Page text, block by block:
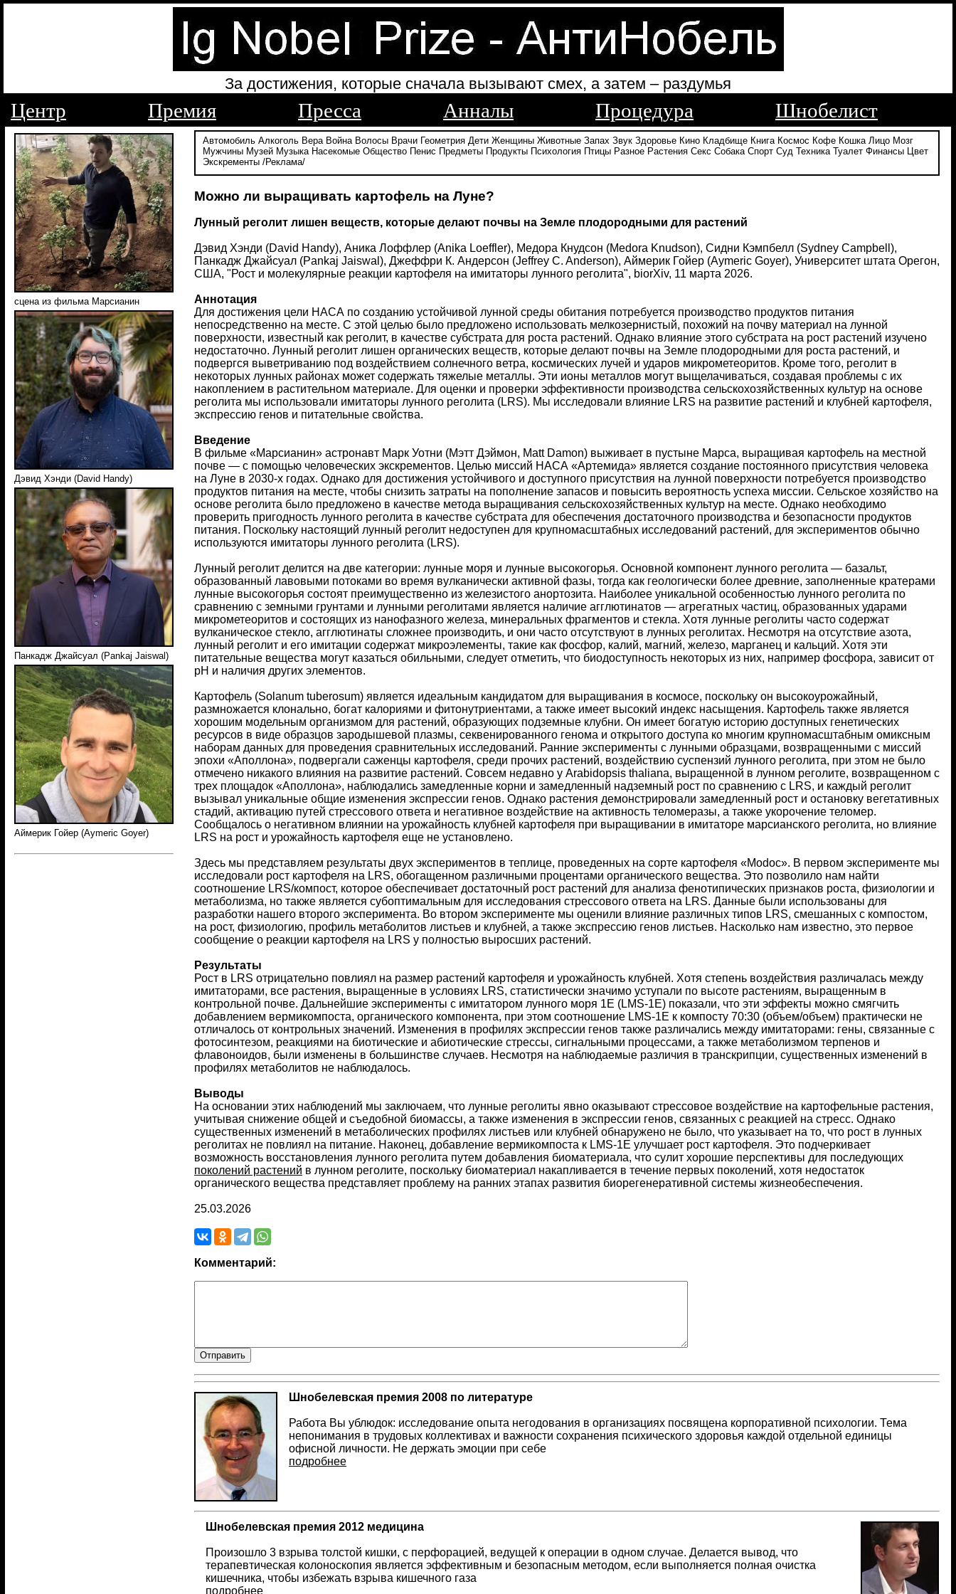
За достижения, которые сначала вызывают смех, а затем – раздумья
Центр Премия Пресса Анналы Процедура Шнобелист
сцена из фильма Марсианин
Дэвид Хэнди (David Handy)
Панкадж Джайсуал (Pankaj Jaiswal)
Аймерик Гойер (Aymeric Goyer)
Автомобиль Алкоголь Вера Война Волосы Врачи Геометрия Дети Женщины Животные Запах Звук Здоровье Кино Кладбище Книга Космос Кофе Кошка Лицо Мозг
Мужчины Музей Музыка Насекомые Общество Пенис Предметы Продукты Психология Птицы Разное Растения Секс Собака Спорт Суд Техника Туалет Финансы
Цвет
Экскременты /Реклама/
Можно ли выращивать картофель на Луне?
Лунный реголит лишен веществ, которые делают почвы на Земле плодородными для растений
Дэвид Хэнди (David Handy), Аника Лоффлер (Anika Loeffler), Медора Кнудсон (Medora Knudson), Сидни Кэмпбелл (Sydney Campbell),
Панкадж Джайсуал (Pankaj Jaiswal), Джеффри К. Андерсон (Jeffrey C. Anderson), Аймерик Гойер (Aymeric Goyer), Университет штата Орегон,
США, "Рост и молекулярные реакции картофеля на имитаторы лунного реголита", biorХiv, 11 марта 2026.
Аннотация
Для достижения цели НАСА по созданию устойчивой лунной среды обитания потребуется производство продуктов питания
непосредственно на месте. С этой целью было предложено использовать мелкозернистый, похожий на почву материал на лунной
поверхности, известный как реголит, в качестве субстрата для роста растений. Однако влияние этого субстрата на рост растений изучено
недостаточно. Лунный реголит лишен органических веществ, которые делают почвы на Земле плодородными для роста растений, и
подвергся выветриванию под воздействием солнечного ветра, космических лучей и ударов микрометеоритов. Кроме того, реголит в
некоторых лунных районах может содержать тяжелые металлы. Эти ионы металлов могут выщелачиваться, создавая проблемы с их
накоплением в растительном материале. Для оценки и проверки эффективности производства сельскохозяйственных культур на основе
реголита мы использовали имитаторы лунного реголита (LRS). Мы исследовали влияние LRS на развитие растений и клубней картофеля,
экспрессию генов и питательные свойства.
Введение
В фильме «Марсианин» астронавт Марк Уотни (Мэтт Дэймон, Matt Damon) выживает в пустыне Марса, выращивая картофель на местной
почве — с помощью человеческих экскрементов. Целью миссий НАСА «Артемида» является создание постоянного присутствия человека
на Луне в 2030-х годах. Однако для достижения устойчивого и доступного присутствия на лунной поверхности потребуется производство
продуктов питания на месте, чтобы снизить затраты на пополнение запасов и повысить вероятность успеха миссии. Сельское хозяйство на
основе реголита было предложено в качестве метода выращивания сельскохозяйственных культур на месте. Однако необходимо
проверить пригодность лунного реголита в качестве субстрата для обеспечения достаточного производства и безопасности продуктов
питания. Поскольку настоящий лунный реголит недоступен для крупномасштабных исследований растений, для экспериментов обычно
используются имитаторы лунного реголита (LRS).
Лунный реголит делится на две категории: лунные моря и лунные высокогорья. Основной компонент лунного реголита — базальт,
образованный лавовыми потоками во время вулканически активной фазы, тогда как геологически более древние, заполненные кратерами
лунные высокогорья состоят преимущественно из железистого анортозита. Наиболее уникальной особенностью лунного реголита по
сравнению с земными грунтами и лунными реголитами является наличие агглютинатов — агрегатных частиц, образованных ударами
микрометеоритов и состоящих из нанофазного железа, минеральных фрагментов и стекла. Хотя лунные реголиты часто содержат
вулканическое стекло, агглютинаты сложнее производить, и они часто отсутствуют в лунных реголитах. Несмотря на отсутствие азота,
лунный реголит и его имитации содержат микроэлементы, такие как фосфор, калий, магний, железо, марганец и кальций. Хотя эти
питательные вещества могут казаться обильными, следует отметить, что биодоступность некоторых из них, например фосфора, зависит от
pH и наличия других элементов.
Картофель (Solanum tuberosum) является идеальным кандидатом для выращивания в космосе, поскольку он высокоурожайный,
размножается клонально, богат калориями и фитонутриентами, а также имеет высокий индекс насыщения. Картофель также является
хорошим модельным организмом для растений, образующих подземные клубни. Он имеет богатую историю доступных генетических
ресурсов в виде образцов зародышевой плазмы, секвенированного генома и открытого доступа ко многим крупномасштабным омиксным
наборам данных для проведения сравнительных исследований. Ранние эксперименты с лунными образцами, возвращенными с миссий
эпохи «Аполлона», подвергали саженцы картофеля, среди прочих растений, воздействию суспензий лунного реголита, при этом не было
отмечено никакого влияния на развитие растений. Совсем недавно у Arabidopsis thaliana, выращенной в лунном реголите, возвращенном с
трех площадок «Аполлона», наблюдались замедленные корни и замедленный надземный рост по сравнению с LRS, и каждый реголит
вызывал уникальные общие изменения экспрессии генов. Однако растения демонстрировали замедленный рост и остановку вегетативных
стадий, активацию путей стрессового ответа и негативное воздействие на активность теломеразы, а также укорочение теломер.
Сообщалось о негативном влиянии на урожайность клубней картофеля при выращивании в имитаторе марсианского реголита, но влияние
LRS на рост и урожайность картофеля еще не установлено.
Здесь мы представляем результаты двух экспериментов в теплице, проведенных на сорте картофеля «Modoc». В первом эксперименте мы
исследовали рост картофеля на LRS, обогащенном различными процентами органического вещества. Это позволило нам найти
соотношение LRS/компост, которое обеспечивает достаточный рост растений для анализа фенотипических признаков роста, физиологии и
метаболизма, но также является субоптимальным для исследования стрессового ответа на LRS. Данные были использованы для
разработки нашего второго эксперимента. Во втором эксперименте мы оценили влияние различных типов LRS, смешанных с компостом,
на рост, физиологию, профиль метаболитов листьев и клубней, а также экспрессию генов листьев. Насколько нам известно, это первое
сообщение о реакции картофеля на LRS у полностью выросших растений.
Результаты
Рост в LRS отрицательно повлиял на размер растений картофеля и урожайность клубней. Хотя степень воздействия различалась между
имитаторами, все растения, выращенные в условиях LRS, статистически значимо уступали по высоте растениям, выращенным в
контрольной почве. Дальнейшие эксперименты с имитатором лунного моря 1E (LMS-1E) показали, что эти эффекты можно смягчить
добавлением вермикомпоста, органического компонента, при этом соотношение LMS-1E к компосту 70:30 (объем/объем) практически не
отличалось от контрольных значений. Изменения в профилях экспрессии генов также различались между имитаторами: гены, связанные с
фотосинтезом, реакциями на биотические и абиотические стрессы, сигнальными процессами, а также метаболизмом терпенов и
флавоноидов, были изменены в большинстве случаев. Несмотря на наблюдаемые различия в транскрипции, существенных изменений в
профилях метаболитов не наблюдалось.
Выводы
На основании этих наблюдений мы заключаем, что лунные реголиты явно оказывают стрессовое воздействие на картофельные растения,
учитывая снижение общей и съедобной биомассы, а также изменения в экспрессии генов, связанных с реакцией на стресс. Однако
существенных изменений в метаболических профилях листьев или клубней обнаружено не было, что указывает на то, что рост в лунных
реголитах не повлиял на питание. Наконец, добавление вермикомпоста к LMS-1E улучшает рост картофеля. Это подчеркивает
возможность восстановления лунного реголита путем добавления биоматериала, что сулит хорошие перспективы для последующих
поколений растений в лунном реголите, поскольку биоматериал накапливается в течение первых поколений, хотя недостаток
органического вещества представляет проблему на ранних этапах развития биорегенеративной системы жизнеобеспечения.
25.03.2026
Комментарий:
Шнобелевская премия 2008 по литературе
Работа Вы ублюдок: исследование опыта негодования в организациях посвящена корпоративной психологии. Тема
непонимания в трудовых коллективах и важности сохранения психического здоровья каждой отдельной единицы
офисной личности. Не держать эмоции при себе
подробнее
Шнобелевская премия 2012 медицина
Произошло 3 взрыва толстой кишки, с перфорацией, ведущей к операции в одном случае. Делается вывод, что
терапевтическая колоноскопия является эффективным и безопасным методом, если выполняется полная очистка
кишечника, чтобы избежать взрыва кишечного газа
подробнее